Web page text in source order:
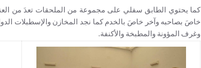
كما يحتوي الطابق سفلي على مجموعة من الملحقات تعدَ من
خاصَ بصاحبه وآخر خاصَ بالخدم كما نجد المخازن والإسطبلات
وغرف المؤونة والمطبخة والأكنفة.